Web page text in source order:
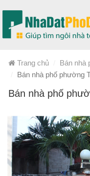
Trang chủ Bán nhà
Bán nhà phố phường
Bán nhà phố